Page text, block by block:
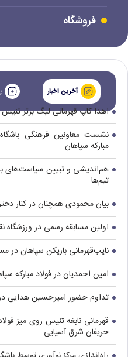
فروشگاه
آخرین اخبار
اهدا کاپ قهرمانی لیگ برتر
نشست معاونین فرهنگی
مبارکه سپاهان
هم‌اندیشی و تبیین سیاست‌های
تیم‌ها
بیان محمودی همچنان در کنار
اولین مسابقه رسمی در
نایب‌قهرمانی بازیکن سپاهان در
امین احمدیان در فولاد مبارکه
تداوم حضور امیرحسین هدایی در
قهرمانی نابغه تنیس روی میز
حریفان شرق آسیایی